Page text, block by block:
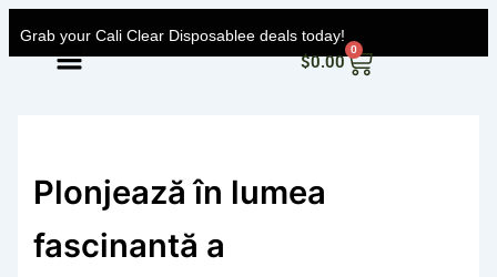
Skip
to
content
Grab your Cali Clear Disposablee deals today!
Menu
$0.00
0
Cart
Plonjează în lumea
fascinantă a